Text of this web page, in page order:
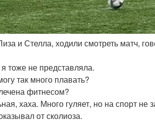
и Стелла, ходили смотреть матч,
тоже не представляла.
так много плавать?
фитнесом?
хаха. Много гуляет, но на спорт
от сколиоза.